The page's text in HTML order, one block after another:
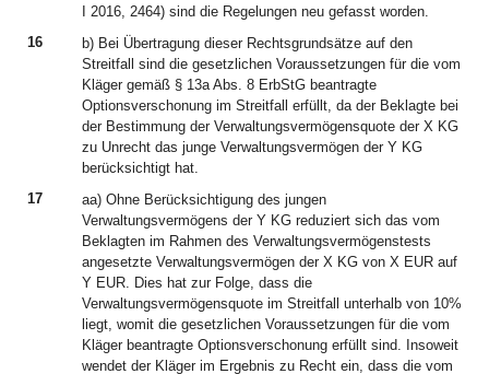
I 2016, 2464) sind die Regelungen neu gefasst worden.
16
b) Bei Übertragung dieser Rechtsgrundsätze auf den
Streitfall sind die gesetzlichen Voraussetzungen für die vom
Kläger gemäß § 13a Abs. 8 ErbStG beantragte
Optionsverschonung im Streitfall erfüllt, da der Beklagte bei
der Bestimmung der Verwaltungsvermögensquote der X KG
zu Unrecht das junge Verwaltungsvermögen der Y KG
berücksichtigt hat.
17
aa) Ohne Berücksichtigung des jungen
Verwaltungsvermögens der Y KG reduziert sich das vom
Beklagten im Rahmen des Verwaltungsvermögenstests
angesetzte Verwaltungsvermögen der X KG von X EUR auf
Y EUR. Dies hat zur Folge, dass die
Verwaltungsvermögensquote im Streitfall unterhalb von 10%
liegt, womit die gesetzlichen Voraussetzungen für die vom
Kläger beantragte Optionsverschonung erfüllt sind. Insoweit
wendet der Kläger im Ergebnis zu Recht ein, dass die vom